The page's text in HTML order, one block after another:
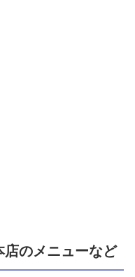
のメニューなど